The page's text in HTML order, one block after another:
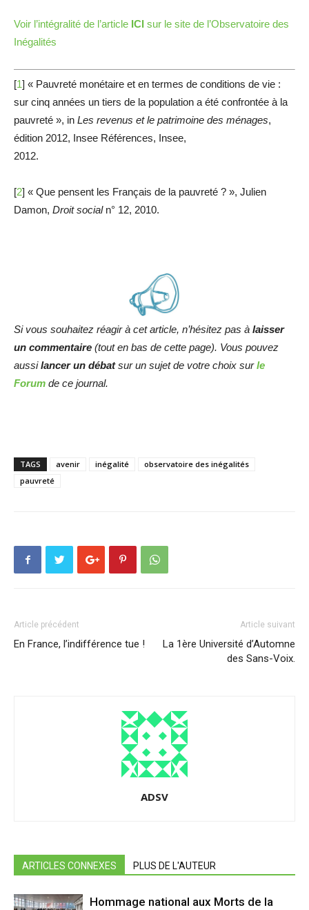
Voir l’intégralité de l’article ICI sur le site de l’Observatoire des
Inégalités
[1] « Pauvreté monétaire et en termes de conditions de vie :
sur cinq années un tiers de la population a été confrontée à la
pauvreté », in Les revenus et le patrimoine des ménages,
édition 2012, Insee Références, Insee,
2012.
[2] « Que pensent les Français de la pauvreté ? », Julien
Damon, Droit socialn° 12, 2010.
Si vous souhaitez réagir à cet article, n’hésitez pas à laisser
un commentaire (tout en bas de cette page). Vous pouvez
aussilancer un débatsur un sujet de votre choix surle
Forum de ce journal.
TAGS avenir inégalité
observatoire des inégalités
pauvreté
Article précédent
En France, l’indifférence tue !
Article suivant
La 1ère Université d’Automne
des Sans-Voix.
ADSV
ARTICLES CONNEXES PLUS DE L'AUTEUR
Hommage national aux Morts de la